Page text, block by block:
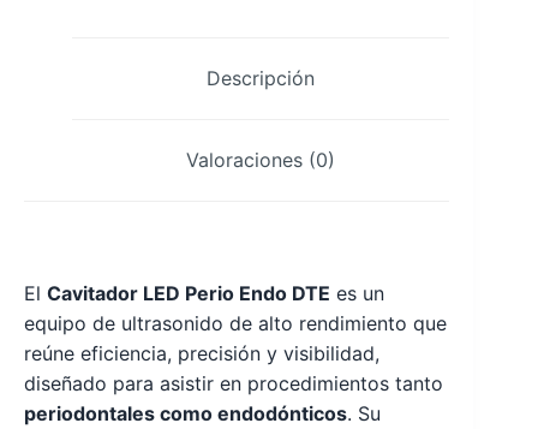
Descripción
Valoraciones (0)
El Cavitador LED Perio Endo DTE es un
equipo de ultrasonido de alto rendimiento que
reúne eficiencia, precisión y visibilidad,
diseñado para asistir en procedimientos tanto
periodontales como endodónticos. Su